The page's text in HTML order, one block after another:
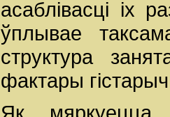
асаблівасці іх
ўплывае
структура
фактары